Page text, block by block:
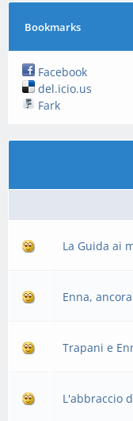
Bookmarks
Facebook
del.icio.us
Fark
La Guida ai
Enna,
Trapani e
L'abbraccio